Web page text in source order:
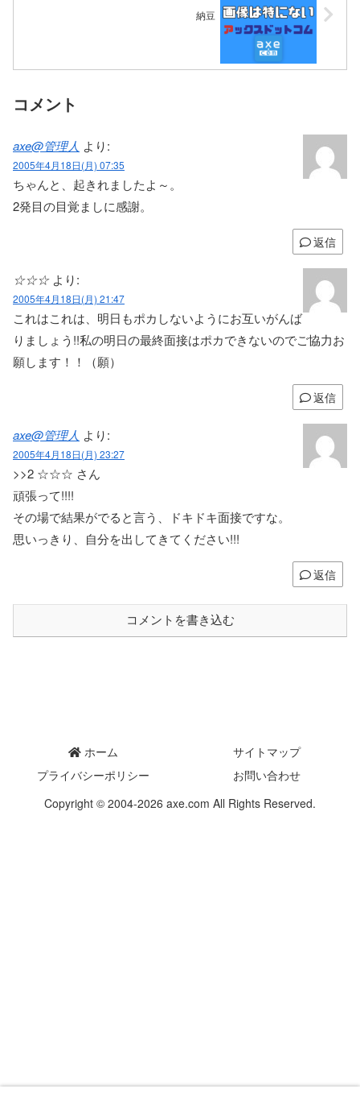
納豆
コメント
axe@管理人 より:
2005年4月18日(月) 07:35
ちゃんと、起きれましたよ～。
2発目の目覚ましに感謝。
返信
☆☆☆ より:
2005年4月18日(月) 21:47
これはこれは、明日もポカしないようにお互いがんば
りましょう!!私の明日の最終面接はポカできないのでご協力お
願します！！（願）
返信
axe@管理人 より:
2005年4月18日(月) 23:27
>>2 ☆☆☆ さん
頑張って!!!!
その場で結果がでると言う、ドキドキ面接ですな。
思いっきり、自分を出してきてください!!!
返信
コメントを書き込む
ホーム
サイトマップ
プライバシーポリシー
お問い合わせ
Copyright © 2004-2026 axe.com All Rights Reserved.